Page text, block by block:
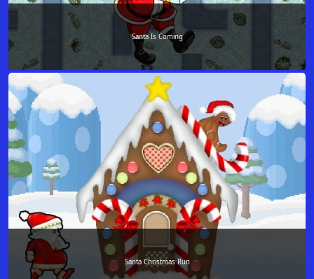
Santa Is Coming
Santa Christmas Run